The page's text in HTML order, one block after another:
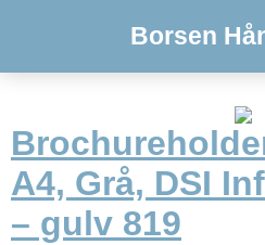
Borsen
A4, Grå, DSI
– gulv 819